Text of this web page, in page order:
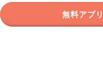
無料アプ